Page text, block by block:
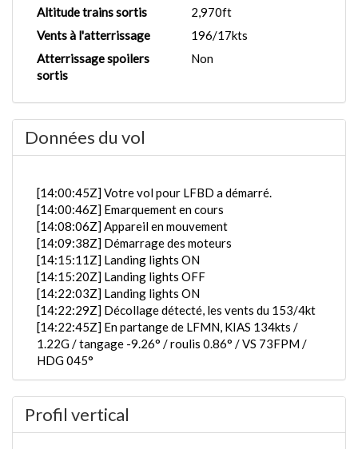
Altitude trains sortis
2,970ft
Vents à l'atterrissage
196/17kts
Atterrissage spoilers
sortis
Non
Données du vol
[14:00:45Z] Votre vol pour LFBD a démarré.
[14:00:46Z] Emarquement en cours
[14:08:06Z] Appareil en mouvement
[14:09:38Z] Démarrage des moteurs
[14:15:11Z] Landing lights ON
[14:15:20Z] Landing lights OFF
[14:22:03Z] Landing lights ON
[14:22:29Z] Décollage détecté, les vents du 153/4kt
[14:22:45Z] En partange de LFMN, KIAS 134kts /
1.22G / tangage -9.26° / roulis 0.86° / VS 73FPM /
HDG 045°
[14:22:50Z] trains rentrés / KIAS 149kts / GS 156kts
/ ALT 140ft
[14:23:06Z] L'appareil en montée / KIAS 155kts / GS
Profil vertical